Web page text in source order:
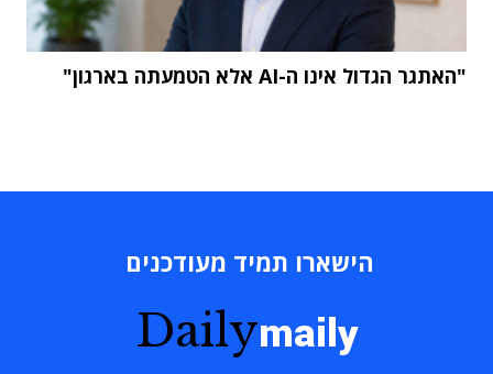
"האתגר הגדול אינו ה-AI אלא הטמעתה בארגון"
הישארו תמיד מעודכנים
Dailymaily